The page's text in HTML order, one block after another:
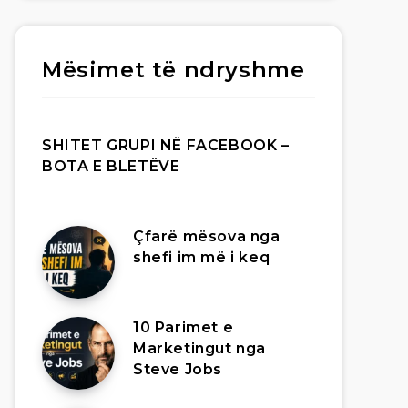
Mësimet të ndryshme
SHITET GRUPI NË FACEBOOK –
BOTA E BLETËVE
Çfarë mësova nga
shefi im më i keq
10 Parimet e
Marketingut nga
Steve Jobs